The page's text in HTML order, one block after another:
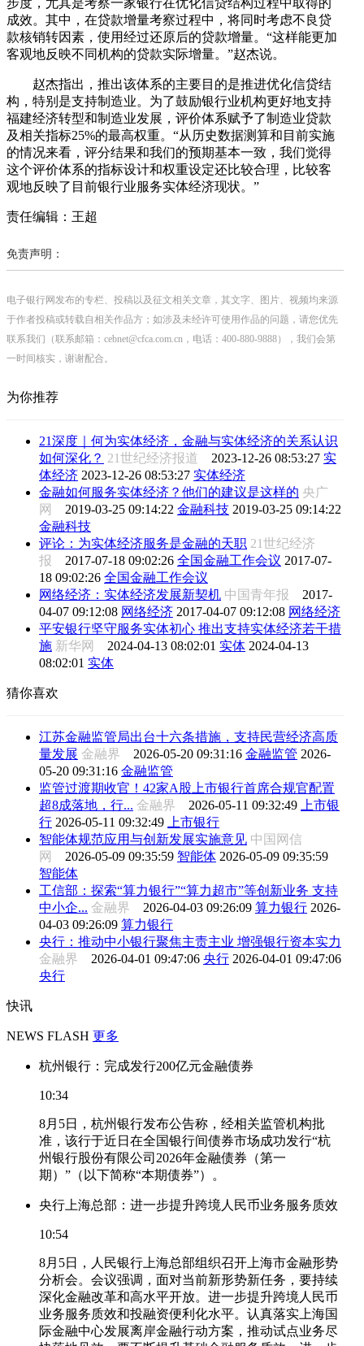
成效。其中，在贷款增量考察过程中，将同时考虑不良贷
款核销转因素，使用经过还原后的贷款增量。“这样能更加
客观地反映不同机构的贷款实际增量。”赵杰说。
赵杰指出，推出该体系的主要目的是推进优化信贷结
构，特别是支持制造业。为了鼓励银行业机构更好地支持
福建经济转型和制造业发展，评价体系赋予了制造业贷款
及相关指标25%的最高权重。“从历史数据测算和目前实施
的情况来看，评分结果和我们的预期基本一致，我们觉得
这个评价体系的指标设计和权重设定还比较合理，比较客
观地反映了目前银行业服务实体经济现状。”
责任编辑：王超
免责声明：
电子银行网发布的专栏、投稿以及征文相关文章，其文字、图片、视频均来源
于作者投稿或转载自相关作品方；如涉及未经许可使用作品的问题，请您优先
联系我们（联系邮箱：cebnet@cfca.com.cn，电话：400-880-9888），我们会第
一时间核实，谢谢配合。
为你推荐
21深度｜何为实体经济，金融与实体经济的关系认识
如何深化？ 21世纪经济报道 2023-12-26 08:53:27 实
体经济 2023-12-26 08:53:27 实体经济
金融如何服务实体经济？他们的建议是这样的 央广
网 2019-03-25 09:14:22 金融科技 2019-03-25 09:14:22
金融科技
评论：为实体经济服务是金融的天职 21世纪经济
报 2017-07-18 09:02:26 全国金融工作会议 2017-07-
18 09:02:26 全国金融工作会议
网络经济：实体经济发展新契机 中国青年报 2017-
04-07 09:12:08 网络经济 2017-04-07 09:12:08 网络经济
平安银行坚守服务实体初心 推出支持实体经济若干措
施 新华网 2024-04-13 08:02:01 实体 2024-04-13
08:02:01 实体
猜你喜欢
江苏金融监管局出台十六条措施，支持民营经济高质
量发展 金融界 2026-05-20 09:31:16 金融监管 2026-
05-20 09:31:16 金融监管
监管过渡期收官！42家A股上市银行首席合规官配置
超8成落地，行... 金融界 2026-05-11 09:32:49
上市银
行 2026-05-11 09:32:49
上市银行
智能体规范应用与创新发展实施意见 中国网信
网 2026-05-09 09:35:59 智能体 2026-05-09 09:35:59
智能体
工信部：探索“算力银行”“算力超市”等创新业务 支持
中小企... 金融界 2026-04-03 09:26:09 算力银行 2026-
04-03 09:26:09 算力银行
央行：推动中小银行聚焦主责主业 增强银行资本实力
金融界 2026-04-01 09:47:06 央行 2026-04-01 09:47:06
央行
快讯
NEWS FLASH 更多
杭州银行：完成发行200亿元金融债券
10:34
8月5日，杭州银行发布公告称，经相关监管机构批
准，该行于近日在全国银行间债券市场成功发行“杭
州银行股份有限公司2026年金融债券（第一
期）”（以下简称“本期债券”）。
央行上海总部：进一步提升跨境人民币业务服务质效
10:54
8月5日，人民银行上海总部组织召开上海市金融形势
分析会。会议强调，面对当前新形势新任务，要持续
深化金融改革和高水平开放。进一步提升跨境人民币
业务服务质效和投融资便利化水平。认真落实上海国
际金融中心发展离岸金融行动方案，推动试点业务尽